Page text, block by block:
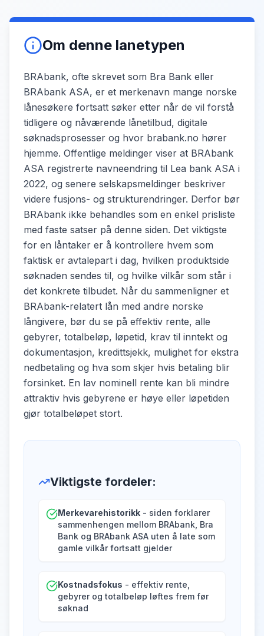
Om denne lanetypen
BRAbank, ofte skrevet som Bra Bank eller
BRAbank ASA, er et merkenavn mange norske
lånesøkere fortsatt søker etter når de vil forstå
tidligere og nåværende lånetilbud, digitale
søknadsprosesser og hvor brabank.no hører
hjemme. Offentlige meldinger viser at BRAbank
ASA registrerte navneendring til Lea bank ASA i
2022, og senere selskapsmeldinger beskriver
videre fusjons- og strukturendringer. Derfor bør
BRAbank ikke behandles som en enkel prisliste
med faste satser på denne siden. Det viktigste
for en låntaker er å kontrollere hvem som
faktisk er avtalepart i dag, hvilken produktside
søknaden sendes til, og hvilke vilkår som står i
det konkrete tilbudet. Når du sammenligner et
BRAbank-relatert lån med andre norske
långivere, bør du se på effektiv rente, alle
gebyrer, totalbeløp, løpetid, krav til inntekt og
dokumentasjon, kredittsjekk, mulighet for ekstra
nedbetaling og hva som skjer hvis betaling blir
forsinket. En lav nominell rente kan bli mindre
attraktiv hvis gebyrene er høye eller løpetiden
gjør totalbeløpet stort.
Viktigste fordeler:
Merkevarehistorikk - siden forklarer
sammenhengen mellom BRAbank, Bra
Bank og BRAbank ASA uten å late som
gamle vilkår fortsatt gjelder
Kostnadsfokus - effektiv rente,
gebyrer og totalbeløp løftes frem før
søknad